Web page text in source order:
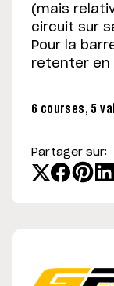
(mais
circuit sur
Pour la
retenter en
6 courses, 5
Partager sur: